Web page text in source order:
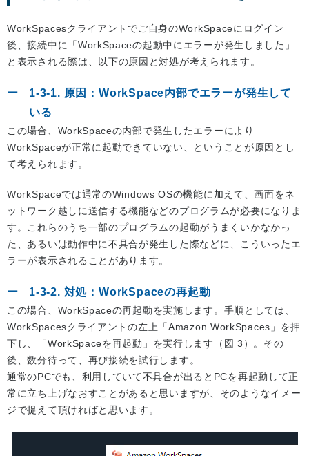
WorkSpacesクライアントでご自身のWorkSpaceにログイン
後、接続中に「WorkSpaceの起動中にエラーが発生しました」
と表示される際は、以下の原因と対処が考えられます。
1-3-1. 原因：WorkSpace内部でエラーが発生して
いる
この場合、WorkSpaceの内部で発生したエラーにより
WorkSpaceが正常に起動できていない、ということが原因とし
て考えられます。
WorkSpaceでは通常のWindows OSの機能に加えて、画面をネ
ットワーク越しに送信する機能などのプログラムが必要になりま
す。これらのうち一部のプログラムの起動がうまくいかなかっ
た、あるいは動作中に不具合が発生した際などに、こういったエ
ラーが表示されることがあります。
1-3-2. 対処：WorkSpaceの再起動
この場合、WorkSpaceの再起動を実施します。手順としては、
WorkSpacesクライアントの左上「Amazon WorkSpaces」を押
下し、「WorkSpaceを再起動」を実行します（図 3）。その
後、数分待って、再び接続を試行します。
通常のPCでも、利用していて不具合が出るとPCを再起動して正
常に立ち上げなおすことがあると思いますが、そのようなイメー
ジで捉えて頂ければと思います。